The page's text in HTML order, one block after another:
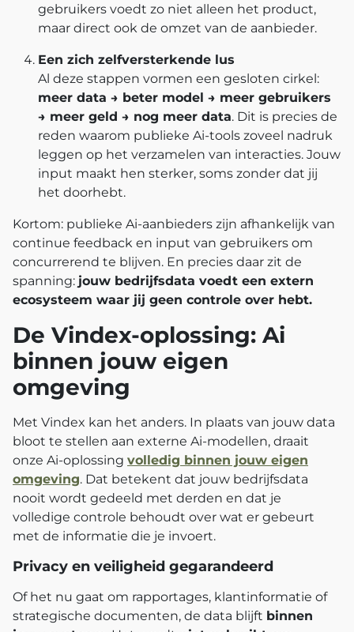
gebruikers voedt zo niet alleen het product,
maar direct ook de omzet van de aanbieder.
Een zich zelfversterkende lus
Al deze stappen vormen een gesloten cirkel:
meer data → beter model → meer gebruikers
→ meer geld → nog meer data. Dit is precies de
reden waarom publieke Ai-tools zoveel nadruk
leggen op het verzamelen van interacties. Jouw
input maakt hen sterker, soms zonder dat jij
het doorhebt.
Kortom: publieke Ai-aanbieders zijn afhankelijk van
continue feedback en input van gebruikers om
concurrerend te blijven. En precies daar zit de
spanning: jouw bedrijfsdata voedt een extern
ecosysteem waar jij geen controle over hebt.
De Vindex-oplossing: Ai
binnen jouw eigen
omgeving
Met Vindex kan het anders. In plaats van jouw data
bloot te stellen aan externe Ai-modellen, draait
onze Ai-oplossing volledig binnen jouw eigen
omgeving. Dat betekent dat jouw bedrijfsdata
nooit wordt gedeeld met derden en dat je
volledige controle behoudt over wat er gebeurt
met de informatie die je invoert.
Privacy en veiligheid gegarandeerd
Of het nu gaat om rapportages, klantinformatie of
strategische documenten, de data blijft binnen